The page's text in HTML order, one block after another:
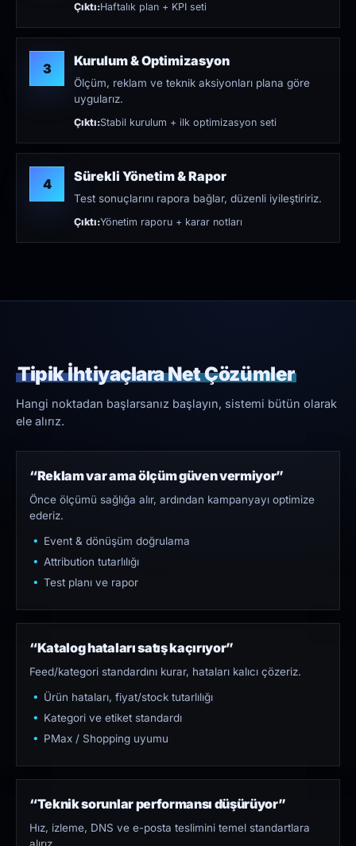
Çıktı:Haftalık plan + KPI seti
3 Kurulum & Optimizasyon
Ölçüm, reklam ve teknik aksiyonları plana göre
uygularız.
Çıktı:Stabil kurulum + ilk optimizasyon seti
4 Sürekli Yönetim & Rapor
Test sonuçlarını rapora bağlar, düzenli iyileştiririz.
Çıktı:Yönetim raporu + karar notları
Tipik İhtiyaçlara Net Çözümler
Hangi noktadan başlarsanız başlayın, sistemi bütün olarak
ele alırız.
“Reklam var ama ölçüm güven vermiyor”
Önce ölçümü sağlığa alır, ardından kampanyayı optimize
ederiz.
Event & dönüşüm doğrulama
Attribution tutarlılığı
Test planı ve rapor
“Katalog hataları satış kaçırıyor”
Feed/kategori standardını kurar, hataları kalıcı çözeriz.
Ürün hataları, fiyat/stock tutarlılığı
Kategori ve etiket standardı
PMax / Shopping uyumu
“Teknik sorunlar performansı düşürüyor”
Hız, izleme, DNS ve e-posta teslimini temel standartlara